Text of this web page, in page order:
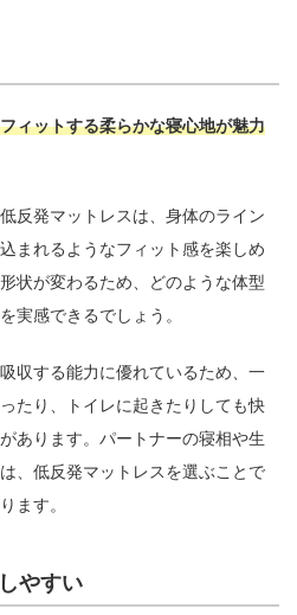
ィットする柔らかな寝心地が魅力
反発マットレスは、身体のライン
まれるようなフィット感を楽しめ
状が変わるため、どのような体型
実感できるでしょう。
収する能力に優れているため、一
たり、トイレに起きたりしても快
あります。パートナーの寝相や生
、低反発マットレスを選ぶことで
ます。
やすい